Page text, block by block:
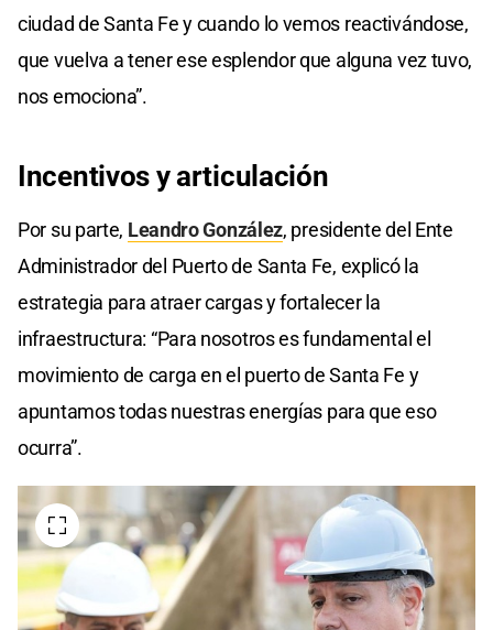
ciudad de Santa Fe y cuando lo vemos reactivándose,
que vuelva a tener ese esplendor que alguna vez tuvo,
nos emociona”.
Incentivos y articulación
Por su parte, Leandro González, presidente del Ente
Administrador del Puerto de Santa Fe, explicó la
estrategia para atraer cargas y fortalecer la
infraestructura: “Para nosotros es fundamental el
movimiento de carga en el puerto de Santa Fe y
apuntamos todas nuestras energías para que eso
ocurra”.